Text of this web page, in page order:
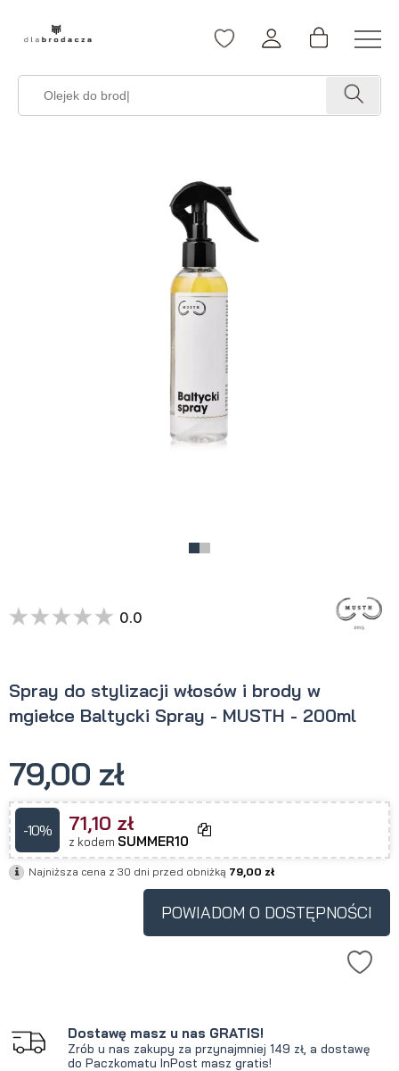
Spray do stylizacji włosów i brody w
mgiełce Baltycki Spray - MUSTH - 200ml
0.0
79,00 zł
-10% 71,10 zł
z kodem SUMMER10
Najniższa cena z 30 dni przed obniżką 79,00 zł
POWIADOM O DOSTĘPNOŚCI
Dostawę masz u nas GRATIS!
Zrób u nas zakupy za przynajmniej 149 zł, a dostawę
do Paczkomatu InPost masz gratis!